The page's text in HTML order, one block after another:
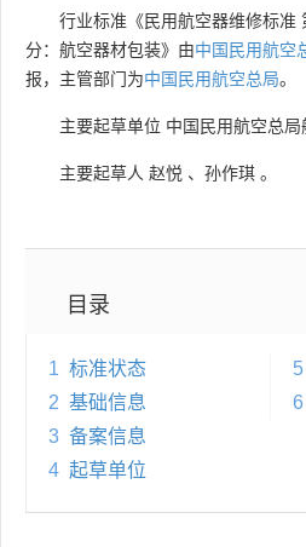
国外标准 技术委员
行业标准《民用航空器维修标准
分：航空器材包装》由中国民用航空
报，主管部门为中国民用航空总局。
主要起草单位 中国民用航空总
主要起草人 赵悦 、 孙作琪 。
目录
1 标准状态
2 基础信息
3 备案信息
4 起草单位
5
6